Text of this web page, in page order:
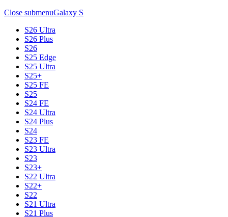
Close submenuGalaxy S
S26 Ultra
S26 Plus
S26
S25 Edge
S25 Ultra
S25+
S25 FE
S25
S24 FE
S24 Ultra
S24 Plus
S24
S23 FE
S23 Ultra
S23
S23+
S22 Ultra
S22+
S22
S21 Ultra
S21 Plus